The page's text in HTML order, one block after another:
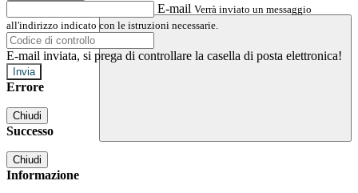
E-mail Verrà inviato un messaggio
all'indirizzo indicato con le istruzioni necessarie.
E-mail inviata, si prega di controllare la casella di posta elettronica!
Errore
Chiudi
Successo
Chiudi
Informazione